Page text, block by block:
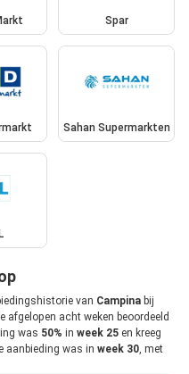
Spar
Sahan Supermarkten
van Campina bij
afgelopen acht weken beoordeeld
was 50% in week 25 en kreeg
aanbieding was in week 30, met